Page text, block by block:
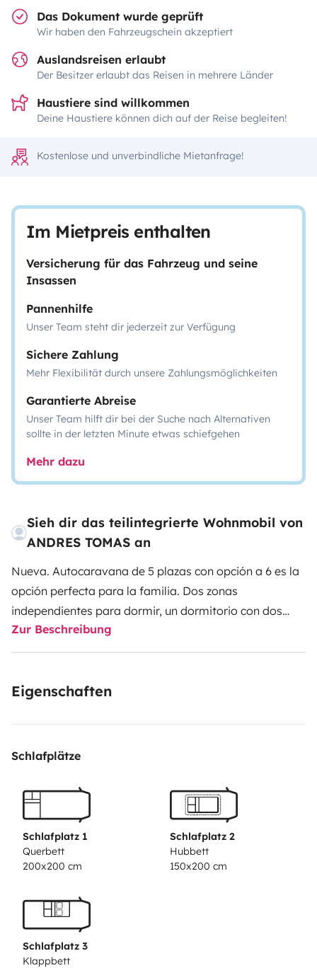
Das Dokument wurde geprüft
Wir haben den Fahrzeugschein akzeptiert
Auslandsreisen erlaubt
Der Besitzer erlaubt das Reisen in mehrere Länder
Haustiere sind willkommen
Deine Haustiere können dich auf der Reise begleiten!
Kostenlose und unverbindliche Mietanfrage!
Im Mietpreis enthalten
Versicherung für das Fahrzeug und seine
Insassen
Pannenhilfe
Unser Team steht dir jederzeit zur Verfügung
Sichere Zahlung
Mehr Flexibilität durch unsere Zahlungsmöglichkeiten
Garantierte Abreise
Unser Team hilft dir bei der Suche nach Alternativen
sollte in der letzten Minute etwas schiefgehen
Mehr dazu
Sieh dir das teilintegrierte Wohnmobil von
ANDRES TOMAS an
Nueva. Autocaravana de 5 plazas con opción a 6 es la
opción perfecta para la familia. Dos zonas
independientes para dormir, un dormitorio con dos
camas y opción de una tercera y una cama basculante
de matrimonio en la zona del comedor la hacen
en el equipamiento interior con amplias zonas de
amplia cocina, nevera completa y dos amplios
una autocaravana versátil y confortable.No se
aceptan alquileres para festivales de música.
Zur Beschreibung
Eigenschaften
Schlafplätze
Schlafplatz 1
Querbett
200x200 cm
Schlafplatz 2
Hubbett
150x200 cm
Schlafplatz 3
Klappbett